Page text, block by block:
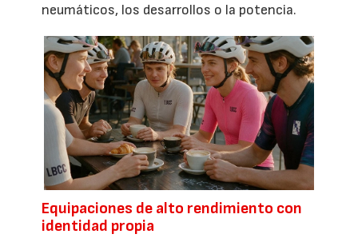
neumáticos, los desarrollos o la potencia.
Equipaciones de alto rendimiento con
identidad propia